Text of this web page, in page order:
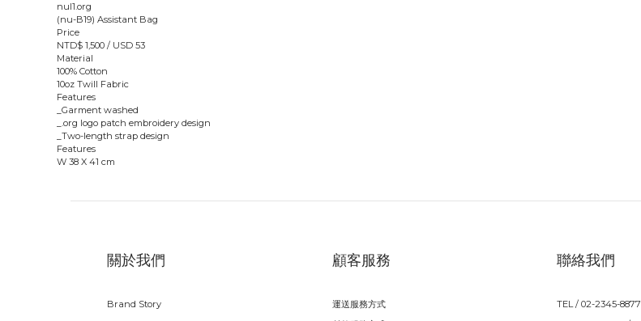
nul1.org
(nu-B19) Assistant Bag
Price
NTD$ 1,500 / USD 53
Material
100% Cotton
10oz Twill Fabric
Features
_Garment washed
_.org logo patch embroidery design
_Two-length strap design
Features
W 38 X 41 cm
關於我們
Brand Story
顧客服務
運送服務方式
聯絡我們
TEL / 02-2345-8877